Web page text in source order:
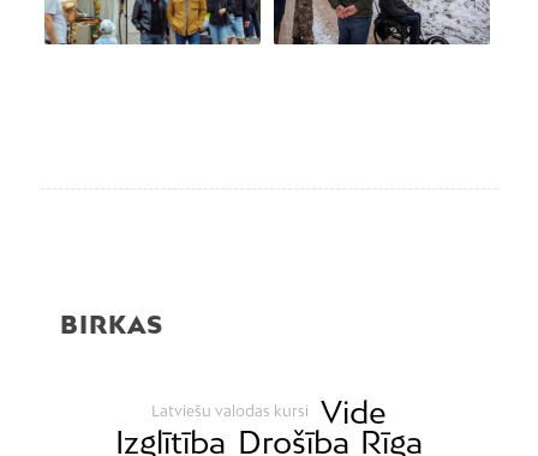
BIRKAS
Latviešu valodas kursi
Vide
Izglītība Drošība Rīga